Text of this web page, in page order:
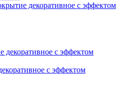
декоративное с эффектом
с эффектом